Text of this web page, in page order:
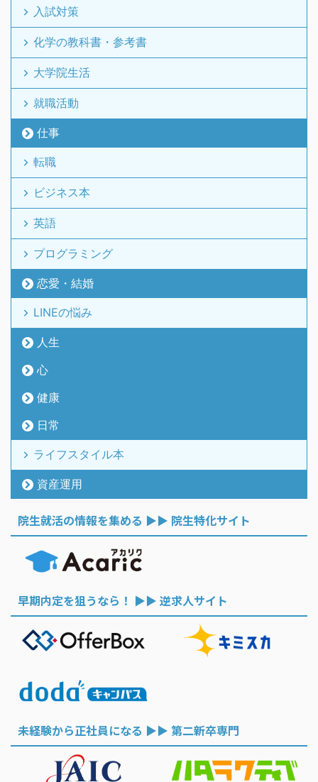
入試対策
化学の教科書・参考書
大学院生活
就職活動
仕事
転職
ビジネス本
英語
プログラミング
恋愛・結婚
LINEの悩み
人生
心
健康
日常
ライフスタイル本
資産運用
院生就活の情報を集める ▶︎▶︎ 院生特化サイト
早期内定を狙うなら！ ▶︎▶︎ 逆求人サイト
未経験から正社員になる ▶︎▶︎ 第二新卒専門